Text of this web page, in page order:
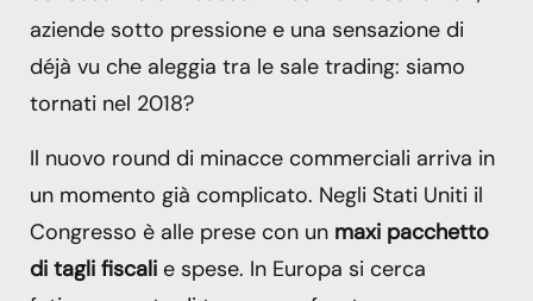
aziende sotto pressione e una sensazione di
déjà vu che aleggia tra le sale trading: siamo
tornati nel 2018?
Il nuovo round di minacce commerciali arriva in
un momento già complicato. Negli Stati Uniti il
Congresso è alle prese con un maxi pacchetto
di tagli fiscali e spese. In Europa si cerca